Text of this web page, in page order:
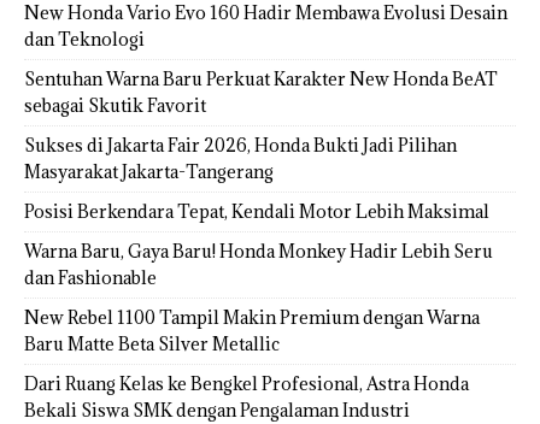
New Honda Vario Evo 160 Hadir Membawa Evolusi Desain
dan Teknologi
Sentuhan Warna Baru Perkuat Karakter New Honda BeAT
sebagai Skutik Favorit
Sukses di Jakarta Fair 2026, Honda Bukti Jadi Pilihan
Masyarakat Jakarta-Tangerang
Posisi Berkendara Tepat, Kendali Motor Lebih Maksimal
Warna Baru, Gaya Baru! Honda Monkey Hadir Lebih Seru
dan Fashionable
New Rebel 1100 Tampil Makin Premium dengan Warna
Baru Matte Beta Silver Metallic
Dari Ruang Kelas ke Bengkel Profesional, Astra Honda
Bekali Siswa SMK dengan Pengalaman Industri